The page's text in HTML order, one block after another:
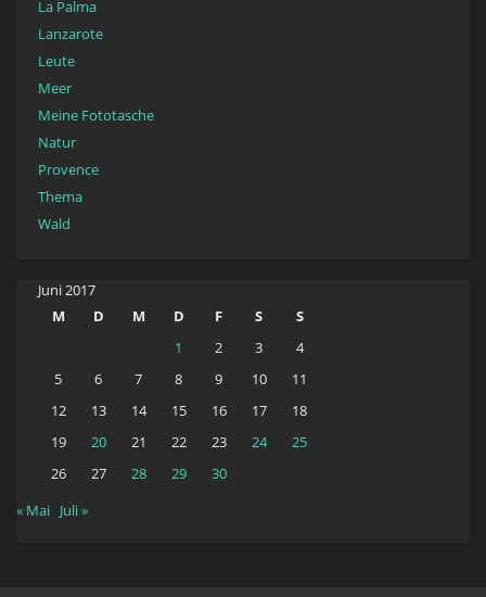
La Palma
Lanzarote
Leute
Meer
Meine Fototasche
Natur
Provence
Thema
Wald
Juni 2017
M
D M D F S
S
1
2 3
4
5
6 7 8 9 10
11
12
13 14 15 16 17
18
19
20 21 22 23 24
25
26
27 28 29
30
« Mai Juli »